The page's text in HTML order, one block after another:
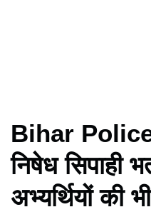
Bihar
निषेध सिपाही
अभ्यर्थियों की